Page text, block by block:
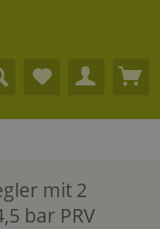
mit 2
bar PRV